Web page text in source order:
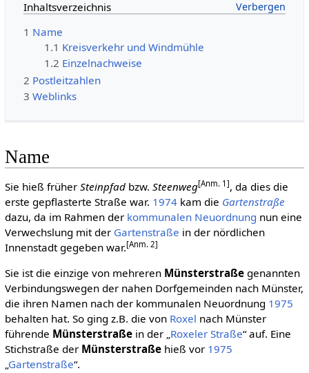
Inhaltsverzeichnis
1 Name
1.1 Kreisverkehr und Windmühle
1.2 Einzelnachweise
2 Postleitzahlen
3 Weblinks
Name
Sie hieß früher Steinpfadbzw. Steenweg[Anm. 1], da dies die
erste gepflasterte Straße war. 1974kam die Gartenstraße
dazu, da im Rahmen der kommunalen Neuordnung nun eine
Verwechslung mit der Gartenstraße in der nördlichen
Innenstadt gegeben war.[Anm. 2]
Sie ist die einzige von mehreren Münsterstraßegenannten
Verbindungswegen der nahen Dorfgemeinden nach Münster,
die ihren Namen nach der kommunalen Neuordnung 1975
behalten hat. So ging z.B. die von Roxel nach Münster
führende Münsterstraßein der „ Roxeler Straße“ auf. Eine
Stichstraße der Münsterstraßehieß vor 1975
Gartenstraße“.